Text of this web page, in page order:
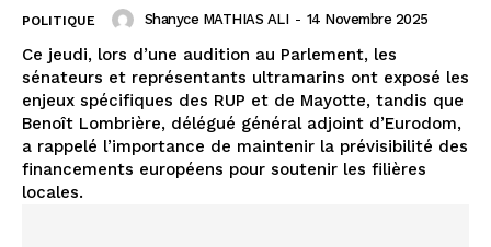
POLITIQUE Shanyce MATHIAS ALI - 14 Novembre 2025
Ce jeudi, lors d’une audition au Parlement, les
sénateurs et représentants ultramarins ont exposé les
enjeux spécifiques des RUP et de Mayotte, tandis que
Benoît Lombrière, délégué général adjoint d’Eurodom,
a rappelé l’importance de maintenir la prévisibilité des
financements européens pour soutenir les filières
locales.